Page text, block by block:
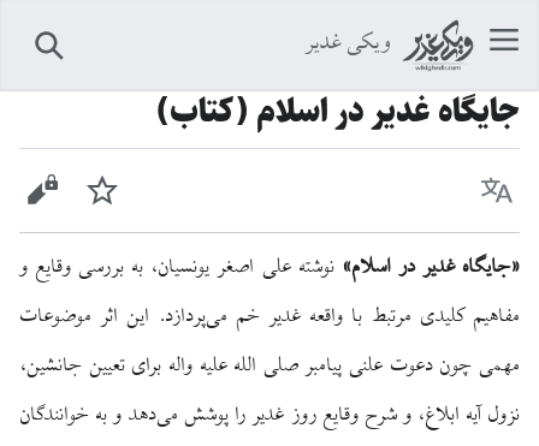
ویکی غدیر
جایگاه غدیر در اسلام (کتاب)
زبان پیگیری
«جایگاه غدیر در اسلام» نوشته علی اصغر یونسیان، به بررسی وقایع و
مفاهیم کلیدی مرتبط با واقعه غدیر خم می‌پردازد. این اثر موضوعات
مهمی چون دعوت علنی پیامبر صلی الله علیه واله برای تعیین جانشین،
نزول آیه ابلاغ، و شرح وقایع روز غدیر را پوشش می‌دهد و به خوانندگان